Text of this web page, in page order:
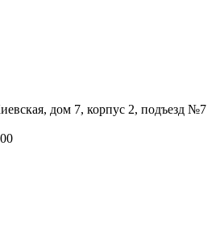
дом 7, корпус 2, подъезд №7